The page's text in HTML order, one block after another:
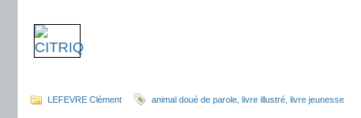
LEFEVRE Clément animal doué de parole livre illustré livre jeunesse